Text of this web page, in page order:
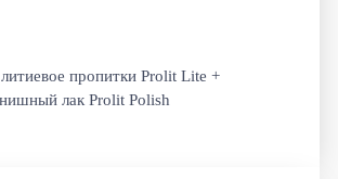
пропитки Prolit Lite +
лак Prolit Polish